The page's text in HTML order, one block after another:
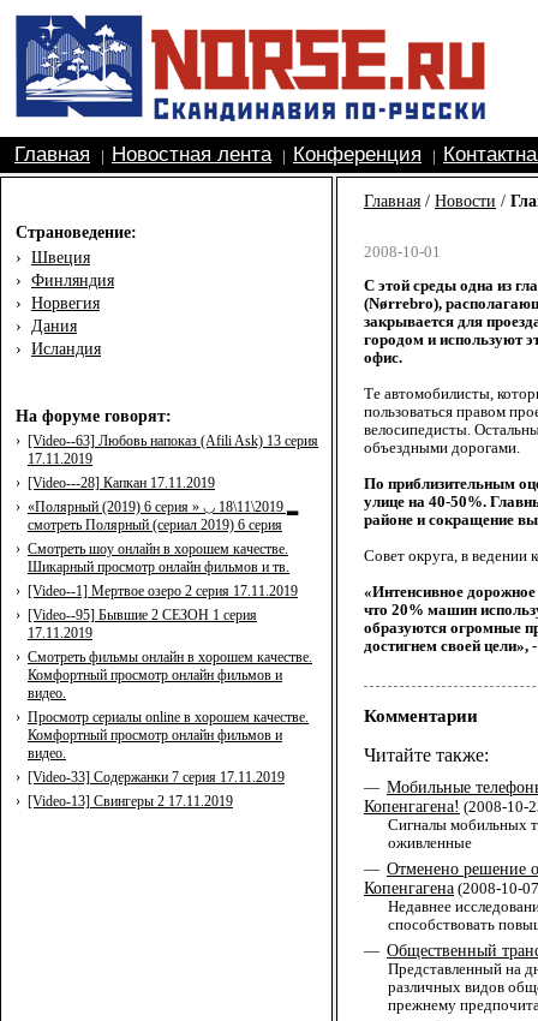
Главная Новостная лента| Конференция
Страноведение:
› Швеция
› Финляндия
› Норвегия
› Дания
› Исландия
На форуме говорят:
› [Video--63] Любовь напоказ (Afili Ask) 13 серия
17.11.2019
› [Video---28] Капкан 17.11.2019
› «Полярный (2019) 6 серия » ◡ 18\11\2019 ▂
смотреть Полярный (сериал 2019) 6 серия
› Смотреть шоу онлайн в хорошем качестве.
Шикарный просмотр онлайн фильмов и тв.
› [Video--1] Мертвое озеро 2 серия 17.11.2019
› [Video--95] Бывшие 2 СЕЗОН 1 серия
17.11.2019
› Смотреть фильмы онлайн в хорошем качестве.
Комфортный просмотр онлайн фильмов и
видео.
› Просмотр сериалы online в хорошем качестве.
Комфортный просмотр онлайн фильмов и
видео.
› [Video-33] Содержанки 7 серия 17.11.2019
› [Video-13] Свингеры 2 17.11.2019
Главная / Новости /
2008-10-01
С этой среды одна из
(Nørrebro),
закрывается для
городом и используют
офис.
Те автомобилисты,
пользоваться правом
велосипедисты.
объездными дорогами.
По приблизительным
улице на 40-50%.
районе и сокращение
Совет округа, в ведении
«Интенсивное
что 20% машин
образуются огромные
достигнем своей
Комментарии
Читайте также:
— Мобильные
Копенгагена! (2008-10-
Сигналы мобильных
оживленные
— Отменено решение о
Копенгагена (2008-10-
Недавнее
способствовать
— Общественный
Представленный на
различных видов
прежнему